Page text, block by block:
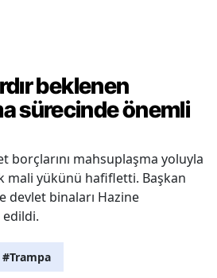
beklenen
sürecinde önemli
borçlarını mahsuplaşma yoluyla
mali yükünü hafifletti. Başkan
devlet binaları Hazine
edildi.
#Trampa